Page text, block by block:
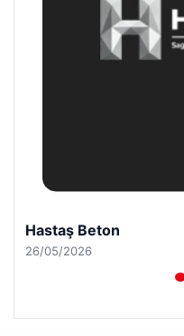
Hastaş Beton
26/05/2026